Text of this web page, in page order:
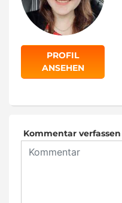
PROFIL
ANSEHEN
Kommentar verfassen